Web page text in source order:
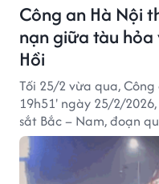
Công an Hà Nội
nạn giữa tàu
Hồi
Tối 25/2 vừa qua,
19h51' ngày 25/2/
sắt Bắc – Nam, đoạn
vụ tai nạn giao thông
tàu hỏa và ô tô tải làm
thương.